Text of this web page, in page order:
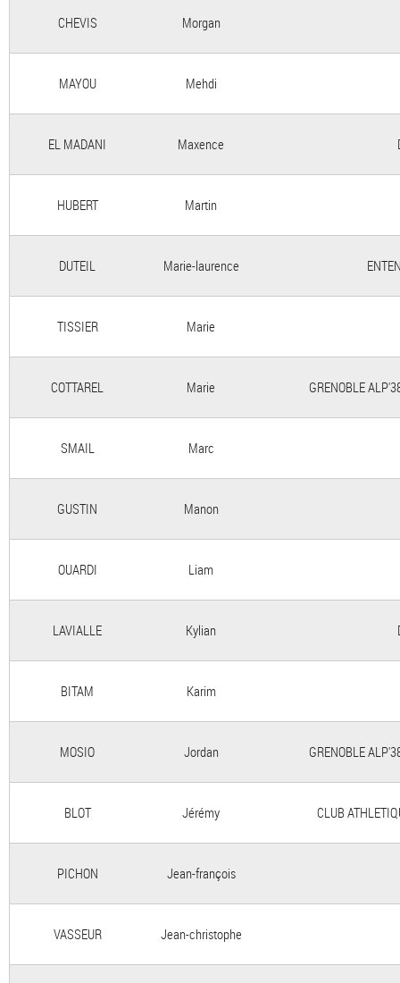
CHEVIS Morgan
MAYOU Mehdi
EL MADANI Maxence
HUBERT Martin
DUTEIL Marie-laurence
TISSIER Marie
COTTAREL Marie GRENOBLE
SMAIL Marc
GUSTIN Manon
OUARDI Liam
LAVIALLE Kylian
BITAM Karim
MOSIO Jordan GRENOBLE
BLOT Jérémy CLUB
PICHON Jean-françois
VASSEUR Jean-christophe